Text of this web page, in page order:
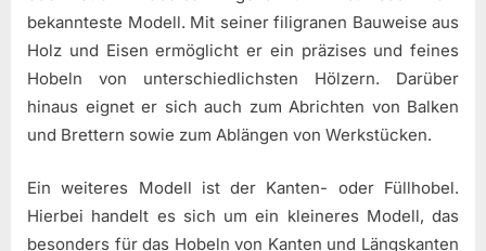
bekannteste Modell. Mit seiner filigranen Bauweise aus
Holz und Eisen ermöglicht er ein präzises und feines
Hobeln von unterschiedlichsten Hölzern. Darüber
hinaus eignet er sich auch zum Abrichten von Balken
und Brettern sowie zum Ablängen von Werkstücken.
Ein weiteres Modell ist der Kanten- oder Füllhobel.
Hierbei handelt es sich um ein kleineres Modell, das
besonders für das Hobeln von Kanten und Längskanten